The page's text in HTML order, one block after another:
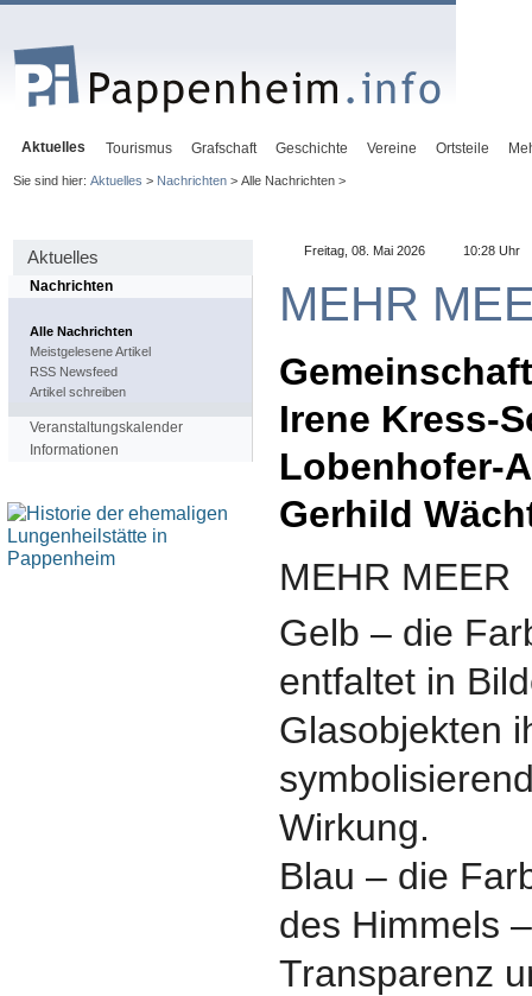
Aktuelles Tourismus Grafschaft Geschichte Vereine Ortsteile
Sie sind hier: Aktuelles > Nachrichten> Alle Nachrichten >
Aktuelles
Nachrichten
Alle Nachrichten
Meistgelesene Artikel
RSS Newsfeed
Artikel schreiben
Veranstaltungskalender
Informationen
Freitag, 08. Mai 2026 10:28 Uhr
MEHR
Irene Kress-
Lobenhofer-
Gerhild
MEHR MEER
Gelb – die
entfaltet in
Glasobjekten
Wirkung.
Blau – die
des Himmels
Transparenz